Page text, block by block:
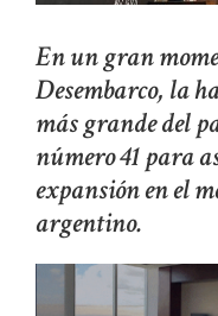
En un gran
Desembarco, la
más grande del
número 41 para
expansión en el
argentino.